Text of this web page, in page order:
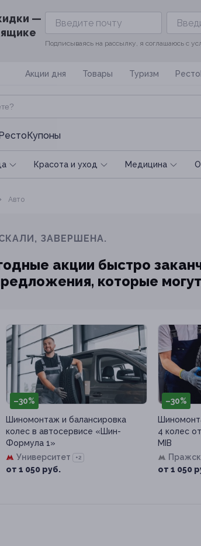
—
ящике
Подписываясь на рассылку, я соглашаюсь с
Акции дня Товары Туризм
Красота и уход Медицина
Авто
ЗАВЕРШЕНА.
акции быстро
которые
–30%
Шиномонтаж и балансировка
колес в автосервисе «Шин-
Формула 1»
Университет
+2
от 1 050 руб.
–30%
4 колес
MIB
от 1 050